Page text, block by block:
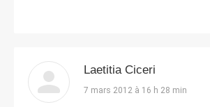
Laetitia Ciceri
dit
7 mars 2012 à 16 h 28 min